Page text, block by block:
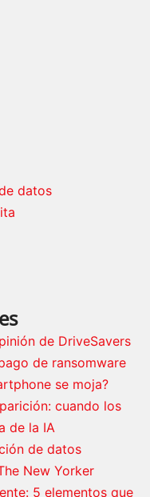
datos
de DriveSavers
de ransomware
se moja?
cuando los
de la IA
de datos
New Yorker
5 elementos que